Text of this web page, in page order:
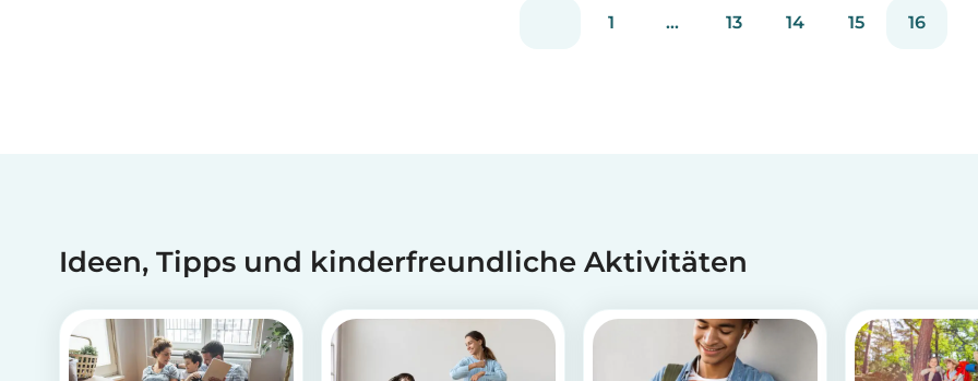
aufwändigem Icing kann alles hinzugefügt
1
... 13 14 15 16
Ideen, Tipps und kinderfreundliche Aktivitäten